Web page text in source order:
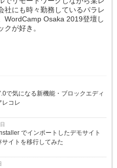
社にも時々勤務しているパラレ
WordCamp Osaka 2019登壇し
クが好き。
で気になる新機能・ブロックエディ
レコレ
でインポートしたデモサイト
サイトを移行してみた